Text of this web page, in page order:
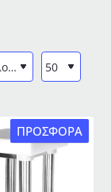
ΠΡΟΣΦΟΡΆ